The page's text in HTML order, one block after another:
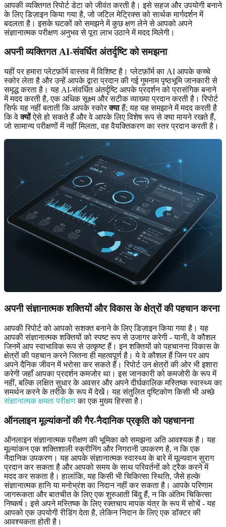
आपकी व्यक्तिगत रिपोर्ट डेटा को जीवंत करती है। इसे सहज और उपयोगी बनाने
के लिए डिज़ाइन किया गया है, जो जटिल मेट्रिक्स को सार्थक मार्गदर्शन में
बदलता है। इसके घटकों को समझने में कुछ क्षण लेने से आपको अपने
संज्ञानात्मक परीक्षण अनुभव से पूरा लाभ उठाने में मदद मिलेगी।
अपनी व्यक्तिगत AI-संवर्धित अंतर्दृष्टि को समझना
यहीं पर हमारा प्लेटफ़ॉर्म वास्तव में विशिष्ट है। प्लेटफ़ॉर्म का AI आपके कच्चे
स्कोर लेता है और उन्हें आपके द्वारा प्रदान की गई गुमनाम पृष्ठभूमि जानकारी से
समृद्ध करता है। यह AI-संवर्धित अंतर्दृष्टि आपके प्रदर्शन को प्रासंगिक बनाने
में मदद करती है, एक अधिक सूक्ष्म और सटीक व्याख्या प्रदान करती है। रिपोर्ट
सिर्फ यह नहीं बताती कि आपके स्कोरक्याहैं; यह यह समझाने में मदद करती है
कि वेक्योंऐसे हो सकते हैं और वे आपके लिए विशेष रूप से क्या मायने रखते हैं,
जो सामान्य परीक्षणों में नहीं मिलता, वह वैयक्तिकरण का स्तर प्रदान करती है।
अपनी संज्ञानात्मक शक्तियों और विकास के क्षेत्रों की पहचान करना
आपकी रिपोर्ट को आपको सशक्त बनाने के लिए डिज़ाइन किया गया है। यह
आपकी संज्ञानात्मक शक्तियों को स्पष्ट रूप से उजागर करेगी - यानी, वे कौशल
जिनमें आप स्वाभाविक रूप से उत्कृष्ट हैं। इन शक्तियों को पहचानना विकास के
क्षेत्रों की पहचान करने जितना ही महत्वपूर्ण है। ये वे कौशल हैं जिन पर आप
अपने दैनिक जीवन में भरोसा कर सकते हैं। रिपोर्ट उन क्षेत्रों की ओर भी इशारा
करेगी जहाँ आपका प्रदर्शन कमजोर था। इस जानकारी को कमजोरी के रूप में
नहीं, बल्कि लक्षित सुधार के अवसर और अपने दीर्घकालिक मस्तिष्क स्वास्थ्य का
समर्थन करने के तरीके के रूप में देखें। यह संतुलित दृष्टिकोण किसी भी अच्छे
संज्ञानात्मक क्षमता परीक्षणका एक मुख्य हिस्सा है।
ऑनलाइन मूल्यांकनों की गैर-नैदानिक प्रकृति को पहचानना
ऑनलाइन संज्ञानात्मक परीक्षण की भूमिका को समझना अति आवश्यक है। यह
मूल्यांकन एक शक्तिशाली स्क्रीनिंग और निगरानी उपकरण है, न कि एक
नैदानिक उपकरण। यह आपके संज्ञानात्मक स्वास्थ्य के बारे में मूल्यवान सुराग
प्रदान कर सकता है और आपको समय के साथ परिवर्तनों को ट्रैक करने में
मदद कर सकता है। हालांकि, यह किसी भी चिकित्सा स्थिति, जैसे हल्के
संज्ञानात्मक हानि या मनोभ्रंश का निदान नहीं कर सकता है। आपके परिणाम
जागरूकता और बातचीत के लिए एक शुरुआती बिंदु हैं, न कि अंतिम चिकित्सा
निष्कर्ष। इसे अपने मस्तिष्क के लिए रक्तचाप मापक यंत्र के रूप में सोचें - यह
आपको एक उपयोगी रीडिंग देता है, लेकिन निदान के लिए एक डॉक्टर की
आवश्यकता होती है।